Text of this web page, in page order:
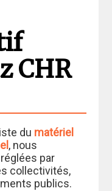
CHR
du matériel
, nous
par
collectivités,
publics.